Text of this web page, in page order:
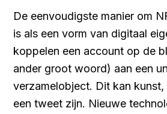
De eenvoudigste manier om
is als een vorm van digitaal
koppelen een account op de
ander groot woord) aan een
verzamelobject. Dit kan
een tweet zijn. Nieuwe